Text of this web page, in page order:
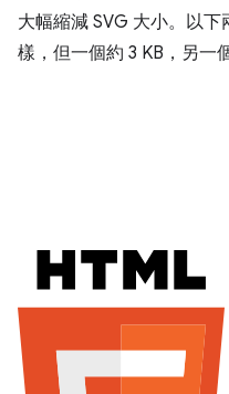
大幅縮減 SVG 大小。以
樣，但一個約 3 KB，另一